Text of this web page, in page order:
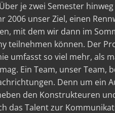
je zwei Semester
2006 unser Ziel, einen
mit dem wir dann im
teilnehmen können. Der
umfasst so viel mehr, als
Ein Team, unser Team,
Denn um ein
den Konstrukteuren
das Talent zur